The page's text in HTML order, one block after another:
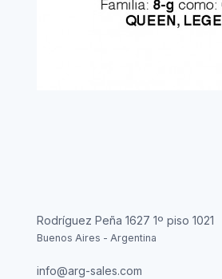
Rodríguez Peña 1627 1º piso 1021
Buenos Aires - Argentina
info@arg-sales.com